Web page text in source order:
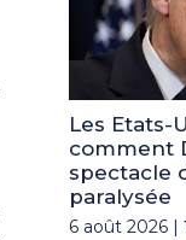
Les Etats-
comment
spectacle
paralysée
6 août 2026 |